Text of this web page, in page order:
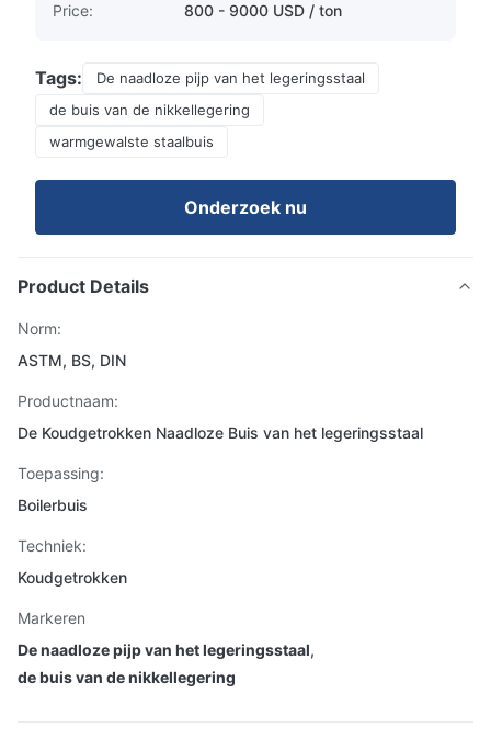
Price:
800 - 9000 USD / ton
Tags:
De naadloze pijp van het legeringsstaal
de buis van de nikkellegering
warmgewalste staalbuis
Onderzoek nu
Product Details
Norm:
ASTM, BS, DIN
Productnaam:
De Koudgetrokken Naadloze Buis van het legeringsstaal
Toepassing:
Boilerbuis
Techniek:
Koudgetrokken
Markeren
De naadloze pijp van het legeringsstaal,
de buis van de nikkellegering